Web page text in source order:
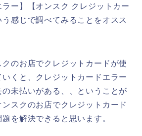
ー】【オンスク クレジットカー
感じで調べてみることをオスス
のお店でクレジットカードが使
いくと、クレジットカードエラー
未払いがある、、ということが
スクのお店でクレジットカード
を解決できると思います。